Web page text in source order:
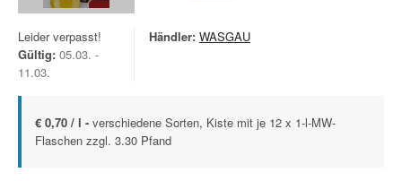
Leider verpasst!
Gültig: 05.03. -
11.03.
Händler: WASGAU
€ 0,70 / l - verschiedene Sorten, Kiste mit je 12 x 1-l-MW-
Flaschen zzgl. 3.30 Pfand